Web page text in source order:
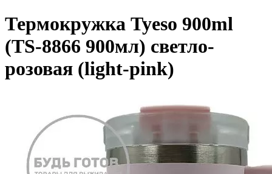
Термокружка Tyeso 900ml
(TS-8866 900мл) светло-
розовая (light-pink)